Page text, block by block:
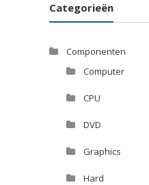
Categorieën
Componenten
Computer
CPU
DVD
Graphics
Hard